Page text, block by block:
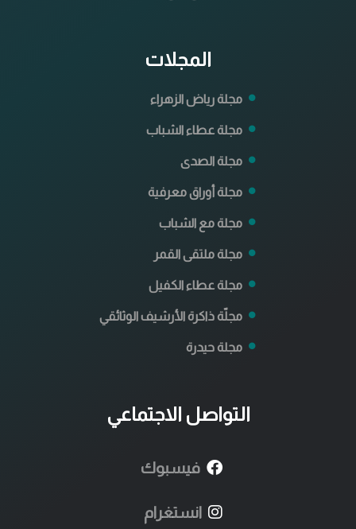
المجلات
مجلة رياض الزهراء
مجلة عطاء الشباب
مجلة الصدى
مجلة أوراق معرفية
مجلة مع الشباب
مجلة ملتقى القمر
مجلة عطاء الكفيل
مجلّة ذاكرة الأرشيف الوثائقي
مجلة حيدرة
التواصل الاجتماعي
فيسبوك
انستغرام